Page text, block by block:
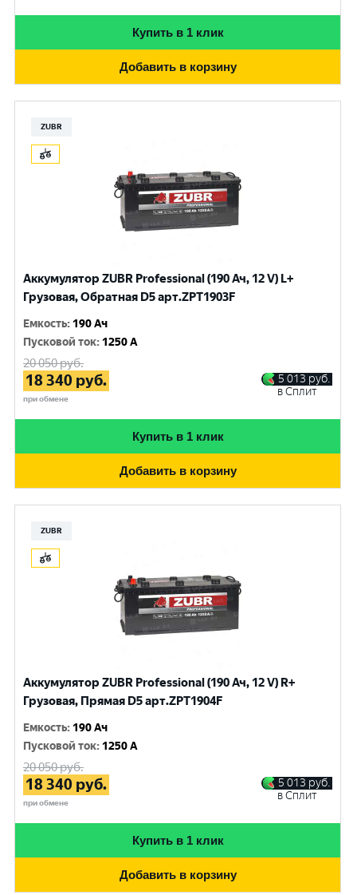
Купить в 1 клик
Добавить в корзину
ZUBR
Аккумулятор ZUBR Professional (190 Ач, 12 V) L+
Грузовая, Обратная D5 арт.ZPT1903F
Емкость: 190 Ач
Пусковой ток: 1250 A
20 050руб.
18 340 руб.
при обмене
5 013 руб.
в Сплит
Купить в 1 клик
Добавить в корзину
ZUBR
Аккумулятор ZUBR Professional (190 Ач, 12 V) R+
Грузовая, Прямая D5 арт.ZPT1904F
Емкость: 190 Ач
Пусковой ток: 1250 A
20 050руб.
18 340 руб.
при обмене
5 013 руб.
в Сплит
Купить в 1 клик
Добавить в корзину